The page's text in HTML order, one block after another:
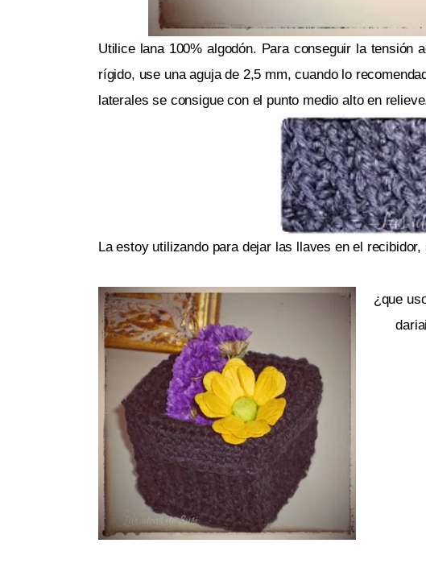
Utilice lana 100% algodón. Para conseguir la tensión
rígido, use una aguja de 2,5 mm, cuando lo
laterales se consigue con el punto medio alto en
La estoy utilizando para dejar las llaves en el
¿que